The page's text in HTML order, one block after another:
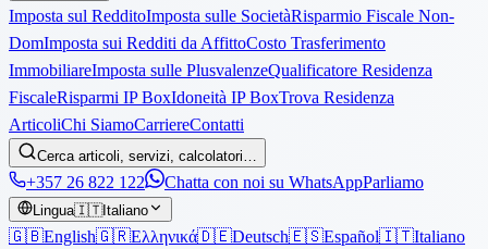
Imposta sul RedditoImposta sulle SocietàRisparmio Fiscale Non-
DomImposta sui Redditi da AffittoCosto Trasferimento
ImmobiliareImposta sulle PlusvalenzeQualificatore Residenza
FiscaleRisparmi IP BoxIdoneità IP BoxTrova Residenza
ArticoliChi SiamoCarriereContatti
Cerca articoli, servizi, calcolatori…
+357 26 822 122 Chatta con noi su WhatsAppParliamo
Lingua🇮🇹Italiano
🇬🇧English🇬🇷Ελληνικά🇩🇪Deutsch🇪🇸Español🇮🇹Italiano